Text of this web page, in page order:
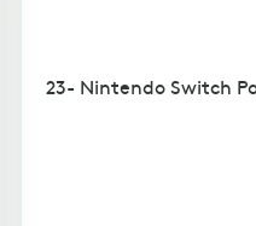
23- Nintendo Switch